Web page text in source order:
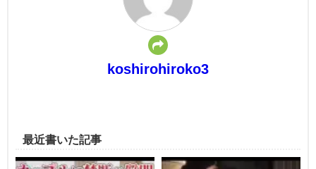
koshirohiroko3
最近書いた記事